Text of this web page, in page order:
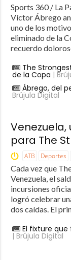
Sports 360 / La
Víctor Ábrego
uno de los
eliminado de la
recuerdo
The
de la Copa |
Ábrego, del
Brújula Digital
para The
ATB Deportes
Cada vez que
Venezuela, el
incursiones
logró celebrar
dos caídas. El
El fixture
| Brújula Digital